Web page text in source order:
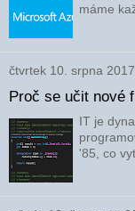
máme
čtvrtek 10. srpna 2017
Proč se učit nové
IT je
'85, co